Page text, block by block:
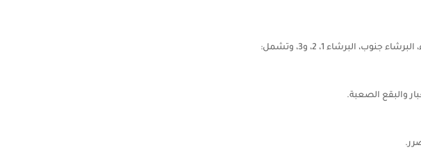
البرشاء 1، 2، و3، وتشمل:
والبقع الصعبة.